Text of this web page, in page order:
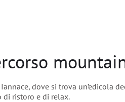
dove si trova un’edicola
di ristoro e di relax.